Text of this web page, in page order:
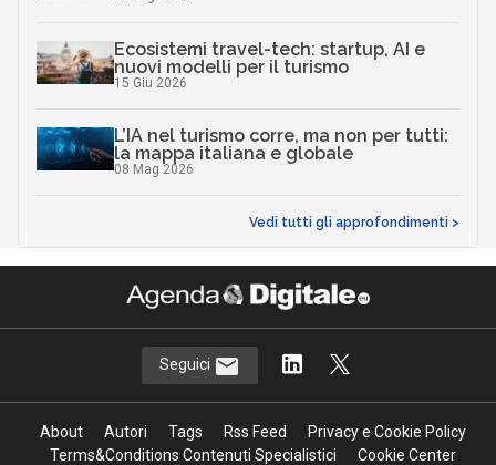
Ecosistemi travel-tech: startup, AI e
nuovi modelli per il turismo
15 Giu 2026
L’IA nel turismo corre, ma non per tutti:
la mappa italiana e globale
08 Mag 2026
Vedi tutti gli approfondimenti >
Seguici
About Autori Tags Rss Feed
Privacy e Cookie Policy
Terms&Conditions Contenuti Specialistici
Cookie Center